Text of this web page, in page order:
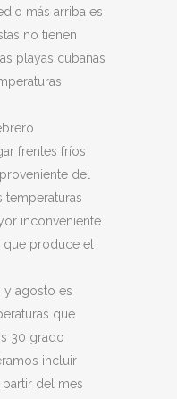
más arriba es
no tienen
playas cubanas
frentes fríos
del
temperaturas
inconveniente
produce el
y agosto es
que
30 grado
incluir
del mes